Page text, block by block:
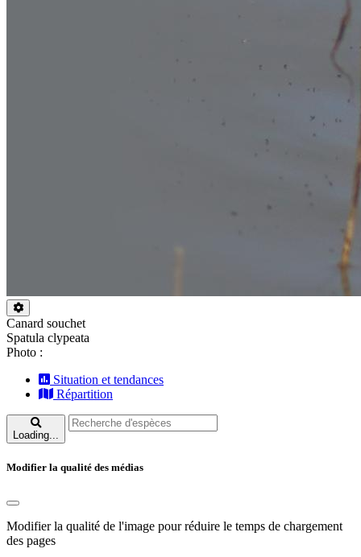
Canard souchet
Spatula clypeata
Photo :
Situation et tendances
Répartition
Loading...
Modifier la qualité des médias
Modifier la qualité de l'image pour réduire le temps de chargement
des pages